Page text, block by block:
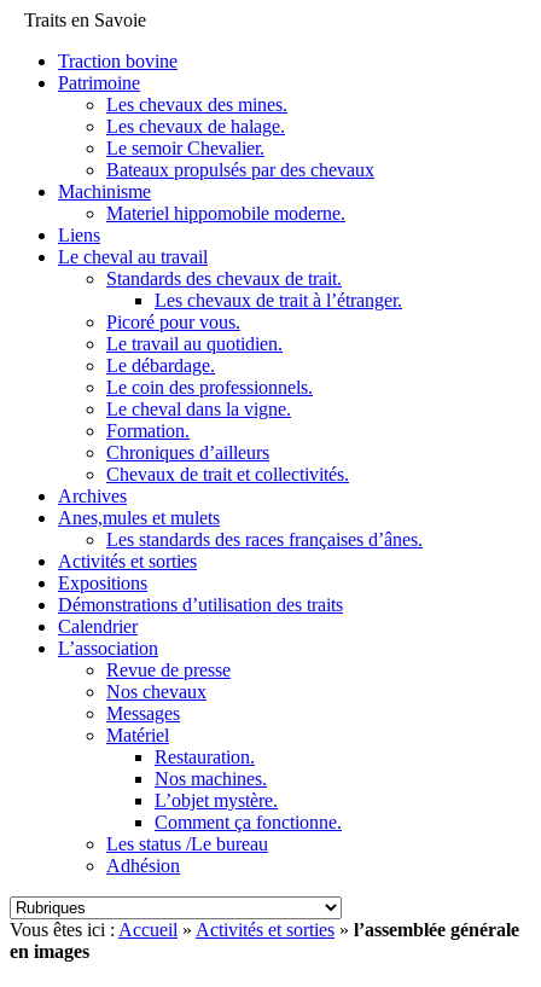
Traits en Savoie
Traction bovine
Patrimoine
Les chevaux des mines.
Les chevaux de halage.
Le semoir Chevalier.
Bateaux propulsés par des chevaux
Machinisme
Materiel hippomobile moderne.
Liens
Le cheval au travail
Standards des chevaux de trait.
Les chevaux de trait à l’étranger.
Picoré pour vous.
Le travail au quotidien.
Le débardage.
Le coin des professionnels.
Le cheval dans la vigne.
Formation.
Chroniques d’ailleurs
Chevaux de trait et collectivités.
Archives
Anes,mules et mulets
Les standards des races françaises d’ânes.
Activités et sorties
Expositions
Démonstrations d’utilisation des traits
Calendrier
L’association
Revue de presse
Nos chevaux
Messages
Matériel
Restauration.
Nos machines.
L’objet mystère.
Comment ça fonctionne.
Les status /Le bureau
Adhésion
Vous êtes ici : Accueil » Activités et sorties » l’assemblée générale
en images